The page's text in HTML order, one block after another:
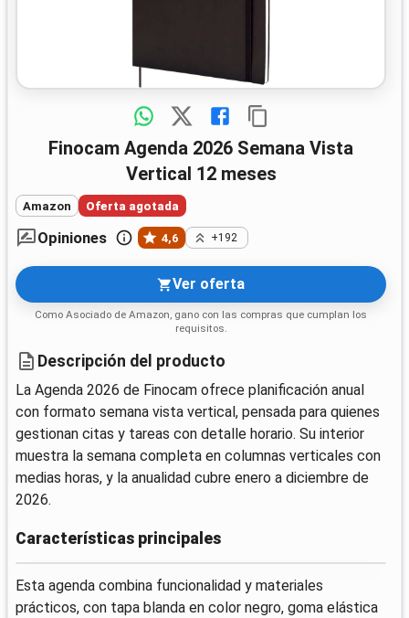
Finocam Agenda 2026 Semana Vista
Vertical 12 meses
Amazon Oferta agotada
Opiniones 4,6 +192
Ver oferta
Como Asociado de Amazon, gano con las compras que cumplan los
requisitos.
Descripción del producto
La Agenda 2026 de Finocam ofrece planificación anual
con formato semana vista vertical, pensada para quienes
gestionan citas y tareas con detalle horario. Su interior
muestra la semana completa en columnas verticales con
medias horas, y la anualidad cubre enero a diciembre de
2026.
Características principales
Esta agenda combina funcionalidad y materiales
prácticos, con tapa blanda en color negro, goma elástica